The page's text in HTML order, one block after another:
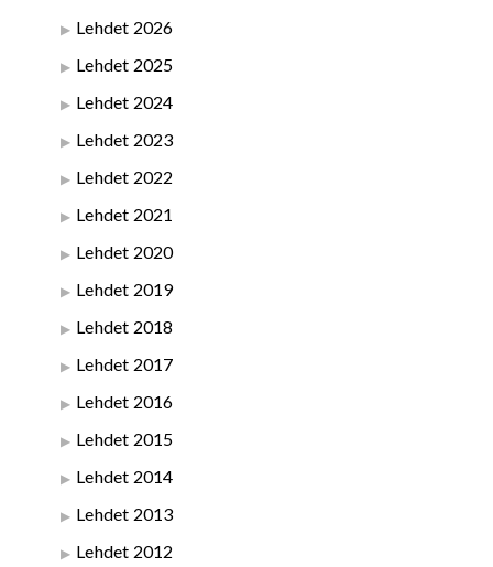
Lehdet 2026
Lehdet 2025
Lehdet 2024
Lehdet 2023
Lehdet 2022
Lehdet 2021
Lehdet 2020
Lehdet 2019
Lehdet 2018
Lehdet 2017
Lehdet 2016
Lehdet 2015
Lehdet 2014
Lehdet 2013
Lehdet 2012